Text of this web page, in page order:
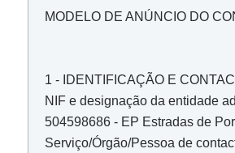
MODELO DE ANÚNCIO DO
1 - IDENTIFICAÇÃO E
NIF e designação da entidade
504598686 - EP Estradas de
Serviço/Órgão/Pessoa de